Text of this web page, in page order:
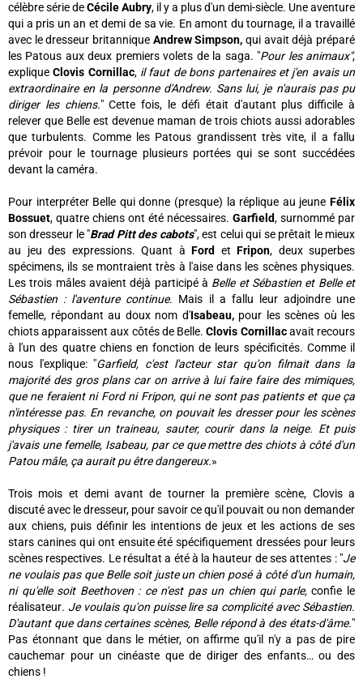
célèbre série deCécile Aubry, il y a plus d'un demi-siècle. Une aventure
qui a pris un an et demi de sa vie. En amont du tournage, il a travaillé
avec le dresseur britannique Andrew Simpson, qui avait déjà préparé
les Patous aux deux premiers volets de la saga. "Pour les animaux",
expliqueClovis Cornillac,il faut de bons partenaires et j'en avais un
extraordinaire en la personne d'Andrew. Sans lui, je n'aurais pas pu
diriger les chiens." Cette fois, le défi était d'autant plus difficile à
relever que Belle est devenue maman de trois chiots aussi adorables
que turbulents. Comme les Patous grandissent très vite, il a fallu
prévoir pour le tournage plusieurs portées qui se sont succédées
devant la caméra.
Pour interpréter Belle qui donne (presque) la réplique au jeune Félix
Bossuet, quatre chiens ont été nécessaires. Garfield, surnommé par
son dresseur le "Brad Pitt des cabots", est celui qui se prêtait le mieux
au jeu des expressions. Quant à Ford et Fripon, deux superbes
spécimens, ils se montraient très à l'aise dans les scènes physiques.
Les trois mâles avaient déjà participé à Belle et Sébastien et Belle et
Sébastien : l'aventure continue. Mais il a fallu leur adjoindre une
femelle, répondant au doux nom d'Isabeau,pour les scènes où les
chiots apparaissent aux côtés de Belle.Clovis Cornillacavait recours
à l'un des quatre chiens en fonction de leurs spécificités. Comme il
nous l'explique: "Garfield, c'est l'acteur star qu'on filmait dans la
majorité des gros plans car on arrive à lui faire faire des mimiques,
que ne feraient ni Ford ni Fripon, qui ne sont pas patients et que ça
n'intéresse pas. En revanche, on pouvait les dresser pour les scènes
physiques : tirer un traineau, sauter, courir dans la neige. Et puis
j'avais une femelle, Isabeau, par ce que mettre des chiots à côté d'un
Patou mâle, ça aurait pu être dangereux.»
Trois mois et demi avant de tourner la première scène, Clovis a
discuté avec le dresseur, pour savoir ce qu'il pouvait ou non demander
aux chiens, puis définir les intentions de jeux et les actions de ses
stars canines qui ont ensuite été spécifiquement dressées pour leurs
scènes respectives. Le résultat a été à la hauteur de ses attentes : "Je
ne voulais pas que Belle soit juste un chien posé à côté d'un humain,
ni qu'elle soit Beethoven : ce n'est pas un chien qui parle,confie le
réalisateur. Je voulais qu'on puisse lire sa complicité avec Sébastien.
D'autant que dans certaines scènes, Belle répond à des états-d'âme."
Pas étonnant que dans le métier, on affirme qu'il n'y a pas de pire
cauchemar pour un cinéaste que de diriger des enfants… ou des
chiens !